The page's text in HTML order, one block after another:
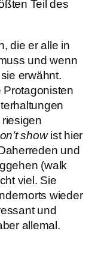
Teil des
die er alle in
und wenn
erwähnt.
Protagonisten
showist hier
und
(walk
viel. Sie
wieder
und
allemal.